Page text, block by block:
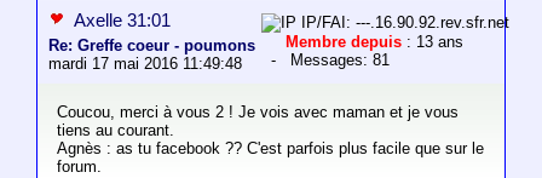
Axelle 31:01
Re: Greffe coeur - poumons
mardi 17 mai 2016 11:49:48
IP/FAI: ---.16.90.92.rev.sfr.net
Membre depuis : 13 ans
- Messages: 81
Coucou, merci à vous 2 ! Je vois avec maman et je vous
tiens au courant.
Agnès : as tu facebook ?? C'est parfois plus facile que sur le
forum.